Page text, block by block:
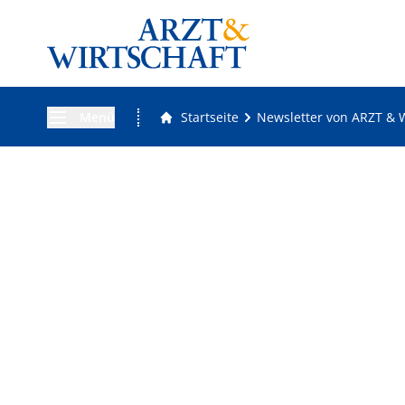
Startseite Newsletter von ARZT &